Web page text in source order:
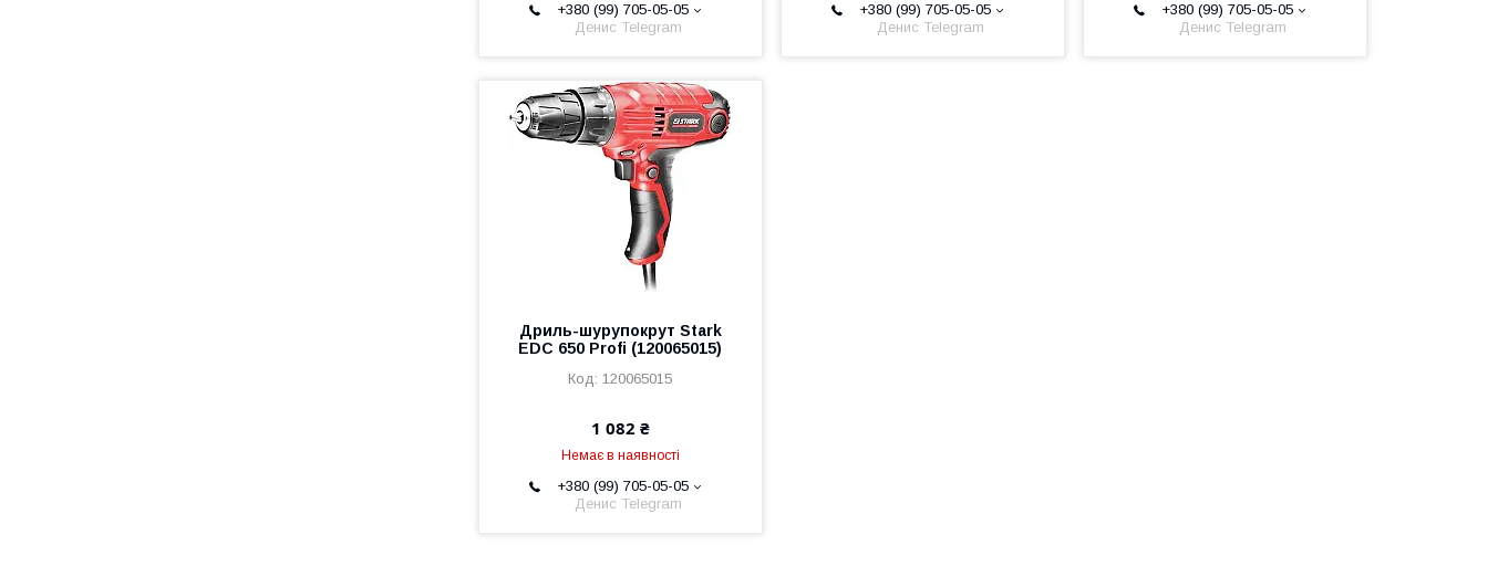
+380 (99) 705-05-05
Денис Telegram
+380 (99) 705-05-05
Денис Telegram
+380 (99) 705-05-05
Денис Telegram
Дриль-шурупокрут Stark
EDC 650 Profi (120065015)
120065015
1 082 ₴
Немає в наявності
+380 (99) 705-05-05
Денис Telegram